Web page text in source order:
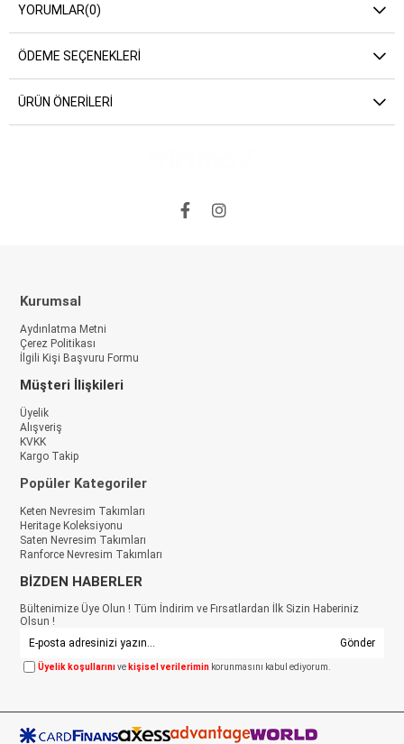
YORUMLAR(0)
ÖDEME SEÇENEKLERI
ÜRÜN ÖNERILERI
Kurumsal
Aydınlatma Metni
Çerez Politikası
İlgili Kişi Başvuru Formu
Müşteri İlişkileri
Üyelik
Alışveriş
KVKK
Kargo Takip
Popüler Kategoriler
Keten Nevresim Takımları
Heritage Koleksiyonu
Saten Nevresim Takımları
Ranforce Nevresim Takımları
BİZDEN HABERLER
Bültenimize Üye Olun ! Tüm İndirim ve Fırsatlardan İlk Sizin Haberiniz
Olsun !
Gönder
Üyelik koşullarınıve kişisel verilerimin korunmasını kabul ediyorum.